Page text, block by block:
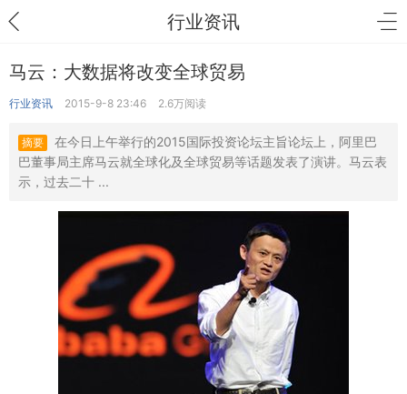
行业资讯
马云：大数据将改变全球贸易
行业资讯 2015-9-8 23:46 2.6万阅读
摘要
在今日上午举行的2015国际投资论坛主旨论坛上，阿里巴
巴董事局主席马云就全球化及全球贸易等话题发表了演讲。马云表
示，过去二十 ...